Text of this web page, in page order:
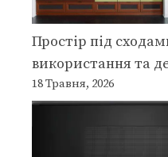
Простір під
використання та
18 Травня, 2026